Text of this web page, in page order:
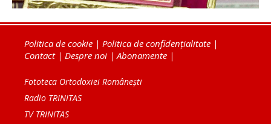
Politica de cookie | Politica de confidențialitate |
Contact| Despre noi |Abonamente |
Fototeca Ortodoxiei Românești
Radio TRINITAS
TV TRINITAS